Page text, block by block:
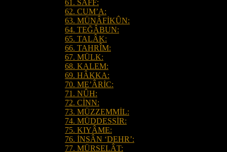
61. SAFF:
62. CUM’A:
63. MÜNÂFİKÛN:
64. TEĞÂBUN:
65. TALÂK:
66. TAHRÎM:
67. MÜLK:
68. KALEM:
69. HÂKKA:
70. ME’ÂRİC:
71. NÛH:
72. CİNN:
73. MÜZZEMMİL:
74. MÜDDESSİR:
75. KIYÂME:
76. İNSÂN ‘DEHR’:
77. MÜRSELÂT: